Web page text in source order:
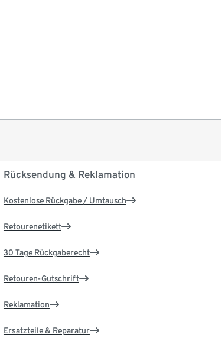
Rücksendung & Reklamation
Kostenlose Rückgabe / Umtausch
Retourenetikett
30 Tage Rückgaberecht
Retouren-Gutschrift
Reklamation
Ersatzteile & Reparatur